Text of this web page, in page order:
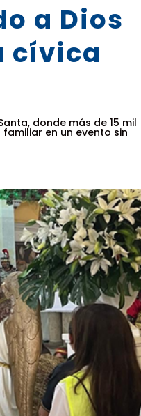
a Dios
cívica
donde más de 15 mil
en un evento sin